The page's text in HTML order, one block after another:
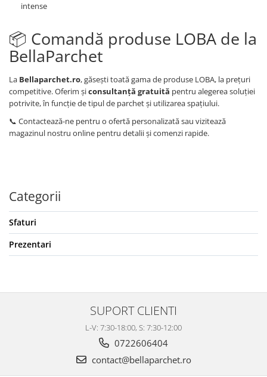
intense
📦 Comandă produse LOBA de la
BellaParchet
La Bellaparchet.ro, găsești toată gama de produse LOBA, la prețuri
competitive. Oferim șiconsultanță gratuită pentru alegerea soluției
potrivite, în funcție de tipul de parchet și utilizarea spațiului.
📞 Contactează-ne pentru o ofertă personalizată sau vizitează
magazinul nostru online pentru detalii și comenzi rapide.
Categorii
Sfaturi
Prezentari
SUPORT CLIENTI
L-V: 7:30-18:00, S: 7:30-12:00
0722606404
contact@bellaparchet.ro